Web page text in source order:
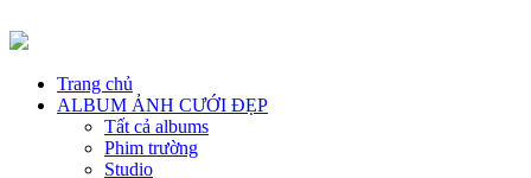
Trang chủ
ALBUM ẢNH CƯỚI ĐẸP
Tất cả albums
Phim trường
Studio